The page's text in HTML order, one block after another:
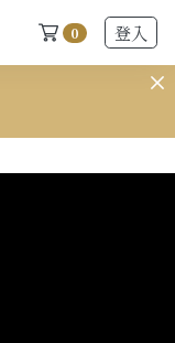
0 登入
人包